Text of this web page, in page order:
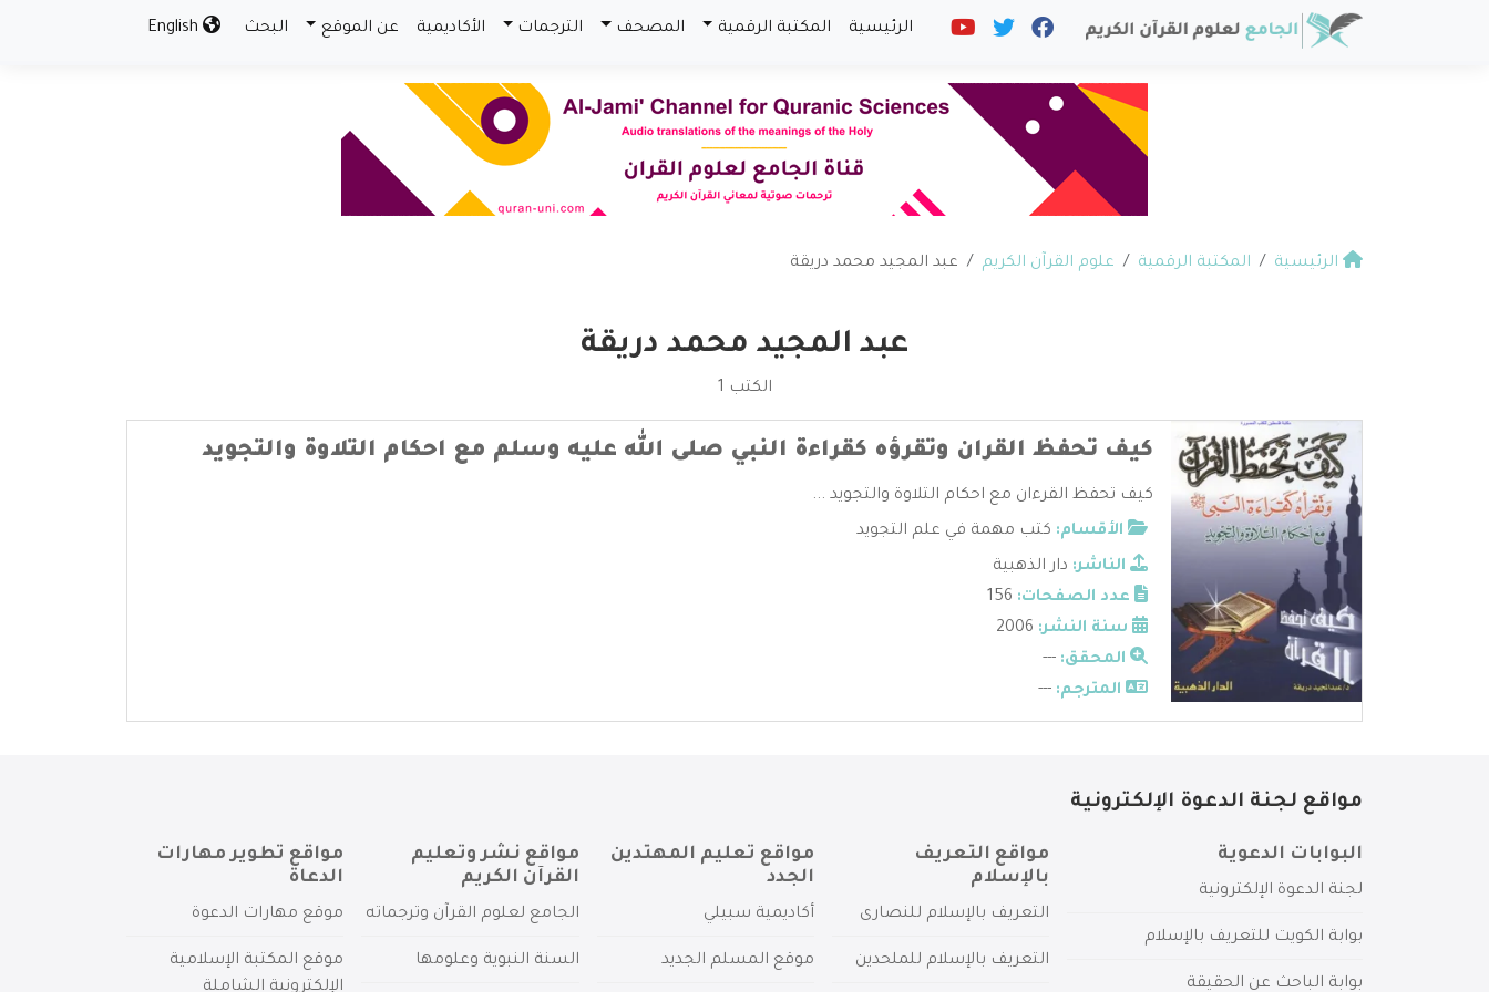
الرئيسية المكتبة الرقمية المصحف الترجمات الأكاديمية عن الموقع البحث
الرئيسية المكتبة الرقمية علوم القرآن الكريم عبد المجيد محمد دريقة
عبد المجيد محمد دريقة
الكتب 1
كيف تحفظ القران وتقرؤه كقراءة النبي صلى الله عليه وسلم مع احكام التلاوة والتجويد
كيف تحفظ القرءان مع احكام التلاوة والتجويد ...
الأقسام: كتب مهمة في علم التجويد
الناشر: دار الذهبية
عدد الصفحات:
سنة النشر:
المحقق: ---
المترجم: ---
مواقع لجنة الدعوة الإلكترونية
البوابات الدعوية
لجنة الدعوة الإلكترونية
بوابة الكويت للتعريف بالإسلام
بوابة الباحث عن الحقيقة
مواقع التعريف
بالإسلام
التعريف بالإسلام للنصارى
التعريف بالإسلام للملحدين
مواقع تعليم المهتدين
الجدد
أكاديمية سبيلي
موقع المسلم الجديد
مواقع نشر وتعليم
القرآن الكريم
الجامع لعلوم القرآن وترجماته
السنة النبوية وعلومها
مواقع تطوير مهارات
الدعاة
موقع مهارات الدعوة
موقع المكتبة الإسلامية
الإلكترونية الشاملة